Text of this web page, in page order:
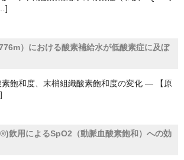
察方法
ス感染の対策
合う
）における酸素補給水が低酸素症に及ぼ
飽和度、末梢組織酸素飽和度の変化 ― 【原
飲用によるSpO2（動脈血酸素飽和）への効